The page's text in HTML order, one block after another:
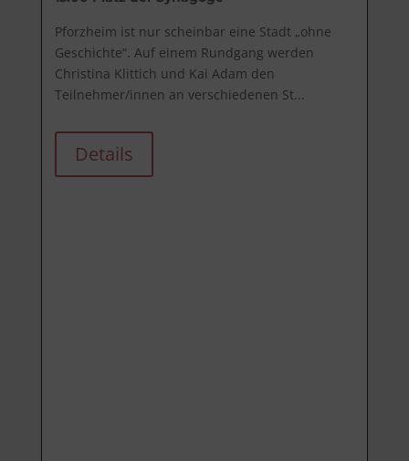
Pforzheim ist nur scheinbar eine Stadt „ohne
Geschichte“. Auf einem Rundgang werden
Christina Klittich und Kai Adam den
Teilnehmer/innen an verschiedenen St...
Details